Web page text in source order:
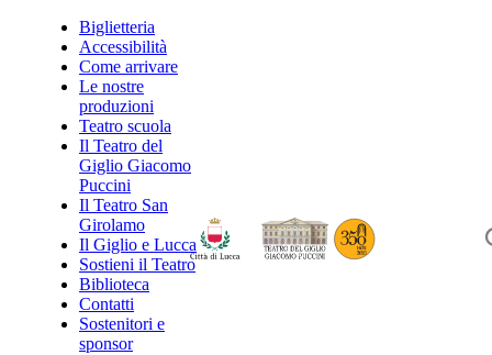
Biglietteria
Accessibilità
Come arrivare
Le nostre
produzioni
Teatro scuola
Il Teatro del
Giglio Giacomo
Puccini
Il Teatro San
Girolamo
Il Giglio e Lucca
Sostieni il Teatro
Biblioteca
Contatti
Sostenitori e
sponsor